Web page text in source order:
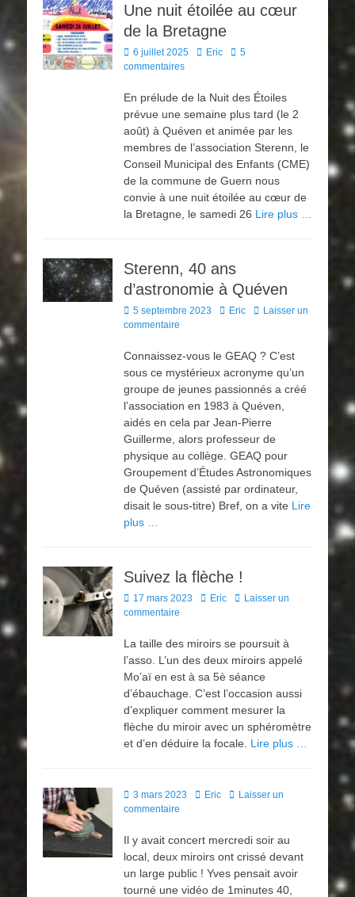
Une nuit étoilée au cœur
de la Bretagne
Posted
on
6 juillet 2025 Author
Eric
5
commentaires
En prélude de la Nuit des Étoiles
prévue une semaine plus tard (le 2
août) à Quéven et animée par les
membres de l’association Sterenn, le
Conseil Municipal des Enfants (CME)
de la commune de Guern nous
convie à une nuit étoilée au cœur de
la Bretagne, le samedi 26 Lire plus …
Sterenn, 40 ans
d’astronomie à Quéven
Posted
on
5 septembre 2023 Author
Eric
Laisser un
commentaire
Connaissez-vous le GEAQ ? C’est
sous ce mystérieux acronyme qu’un
groupe de jeunes passionnés a créé
l’association en 1983 à Quéven,
aidés en cela par Jean-Pierre
Guillerme, alors professeur de
physique au collège. GEAQ pour
Groupement d’Études Astronomiques
de Quéven (assisté par ordinateur,
disait le sous-titre) Bref, on a vite Lire
plus …
Suivez la flèche !
Posted
on
17 mars 2023 Author
Eric
Laisser un
commentaire
La taille des miroirs se poursuit à
l’asso. L’un des deux miroirs appelé
Mo’aï en est à sa 5è séance
d’ébauchage. C’est l’occasion aussi
d’expliquer comment mesurer la
flèche du miroir avec un sphéromètre
et d’en déduire la focale. Lire plus …
Posted
on
3 mars 2023 Author
Eric
Laisser un
commentaire
Il y avait concert mercredi soir au
local, deux miroirs ont crissé devant
un large public ! Yves pensait avoir
tourné une vidéo de 1minutes 40,